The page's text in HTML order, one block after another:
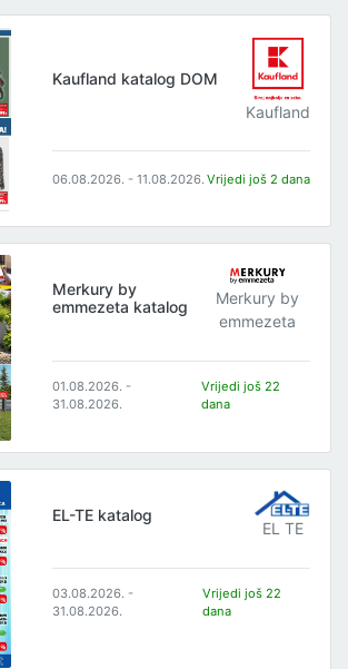
Kaufland katalog DOM
Kaufland
06.08.2026. - 11.08.2026. Vrijedi još 2 dana
Merkury by
emmezeta katalog
Merkury by
emmezeta
01.08.2026. -
31.08.2026.
Vrijedi još 22
dana
EL-TE katalog
EL TE
03.08.2026. -
31.08.2026.
Vrijedi još 22
dana